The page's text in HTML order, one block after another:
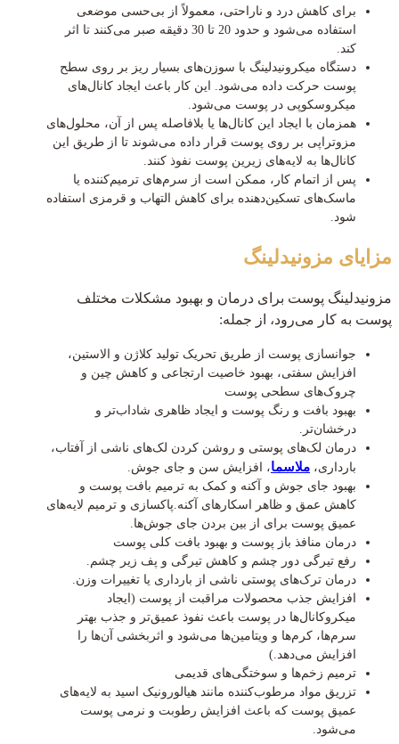
برای کاهش درد و ناراحتی، معمولاً از بی‌حسی موضعی
استفاده می‌شود و حدود 20 تا 30 دقیقه صبر می‌کنند تا اثر
کند.
دستگاه میکرونیدلینگ با سوزن‌های بسیار ریز بر روی سطح
پوست حرکت داده می‌شود. این کار باعث ایجاد کانال‌های
میکروسکوپی در پوست می‌شود.
همزمان با ایجاد این کانال‌ها یا بلافاصله پس از آن، محلول‌های
مزوتراپی بر روی پوست قرار داده می‌شوند تا از طریق این
کانال‌ها به لایه‌های زیرین پوست نفوذ کنند.
پس از اتمام کار، ممکن است از سرم‌های ترمیم‌کننده یا
ماسک‌های تسکین‌دهنده برای کاهش التهاب و قرمزی استفاده
شود.
مزایای مزونیدلینگ
مزونیدلینگ پوست برای درمان و بهبود مشکلات مختلف
پوست به کار می‌رود، از جمله:
جوانسازی پوست از طریق تحریک تولید کلاژن و الاستین،
افزایش سفتی، بهبود خاصیت ارتجاعی و کاهش چین و
چروک‌های سطحی پوست
بهبود بافت و رنگ پوست و ایجاد ظاهری شاداب‌تر و
درخشان‌تر.
درمان لک‌های پوستی و روشن کردن لک‌های ناشی از آفتاب،
بارداری، ملاسما، افزایش سن و جای جوش.
بهبود جای جوش و آکنه و کمک به ترمیم بافت پوست و
کاهش عمق و ظاهر اسکارهای آکنه.پاکسازی و ترمیم لایه‌های
عمیق پوست برای از بین بردن جای جوش‌ها.
درمان منافذ باز پوست و بهبود بافت کلی پوست
رفع تیرگی دور چشم و کاهش تیرگی و پف زیر چشم.
درمان ترک‌های پوستی ناشی از بارداری یا تغییرات وزن.
افزایش جذب محصولات مراقبت از پوست (ایجاد
میکروکانال‌ها در پوست باعث نفوذ عمیق‌تر و جذب بهتر
سرم‌ها، کرم‌ها و ویتامین‌ها می‌شود و اثربخشی آن‌ها را
افزایش می‌دهد.)
ترمیم زخم‌ها و سوختگی‌های قدیمی
تزریق مواد مرطوب‌کننده مانند هیالورونیک اسید به لایه‌های
عمیق پوست که باعث افزایش رطوبت و نرمی پوست
می‌شود.